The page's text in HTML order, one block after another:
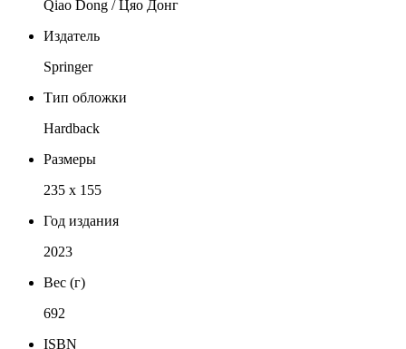
Qiao Dong / Цяо Донг
Издатель
Springer
Тип обложки
Hardback
Размеры
235 x 155
Год издания
2023
Вес (г)
692
ISBN